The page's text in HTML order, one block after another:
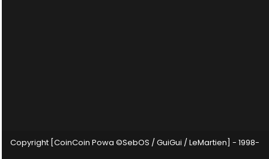
Copyright [CoinCoin Powa ©SebOS / GuiGui / LeMartien] - 1998-